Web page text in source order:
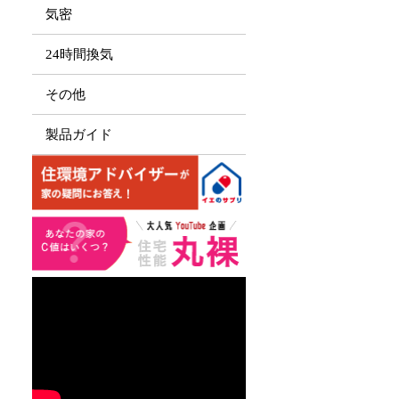
気密
24時間換気
その他
製品ガイド